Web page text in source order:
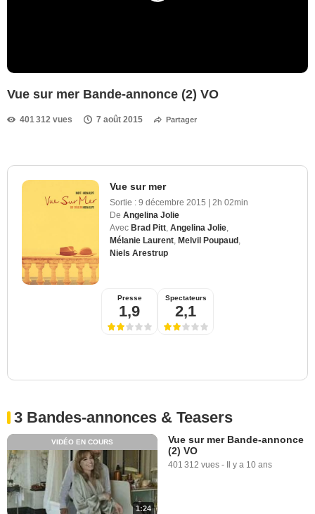
Vue sur mer Bande-annonce (2) VO
401 312 vues 7 août 2015 Partager
Vue sur mer
Sortie : 9 décembre 2015 | 2h 02min
De Angelina Jolie
Avec Brad Pitt Angelina Jolie
Mélanie Laurent Melvil Poupaud
Niels Arestrup
Presse
1,9
Spectateurs
2,1
3 Bandes-annonces & Teasers
1:24
VIDÉO EN COURS
Vue sur mer Bande-annonce
(2) VO
401 312 vues - Il y a 10 ans